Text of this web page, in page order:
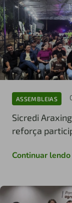
ASSEMBLEIAS
Sicredi
reforça
Continuar lendo